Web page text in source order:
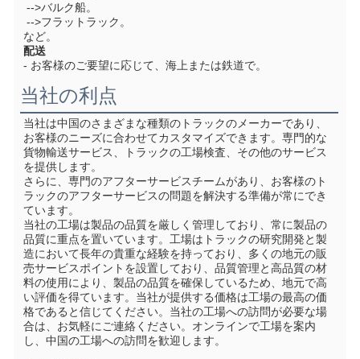
-->バルク船。
-->フラットラック。
など。
配送
- お客様のご要望に応じて、海上または鉄道で。
当社の利点
当社は中国のさまざまな種類のトラックのメーカーであり、
お客様のニーズに合わせてカスタマイズできます。 専門的な
貨物輸送サービス、トラックの工場検査、その他のサービス
を提供します。
さらに、専門のアフターサービスチームがあり、お客様のト
ラックのアフターサービスの問題を解決する準備が常にでき
ています。
当社の工場は製品の品質を厳しく管理しており、常に製品の
品質に重点を置いています。工場はトラックの研究開発と製
造において長年の貴重な経験を持っており、多くの地元の販
売サービスポイントを設置しており、品質管理と高品質の材
料の使用により、製品の品質を確保しているため、地元で高
い評価を得ています。当社が提供する価格は工場の最高の価
格であると信じてください。当社の工場への訪問が必要な場
合は、お気軽にご連絡ください。オンラインで工場を案内
し、中国の工場への訪問を歓迎します。